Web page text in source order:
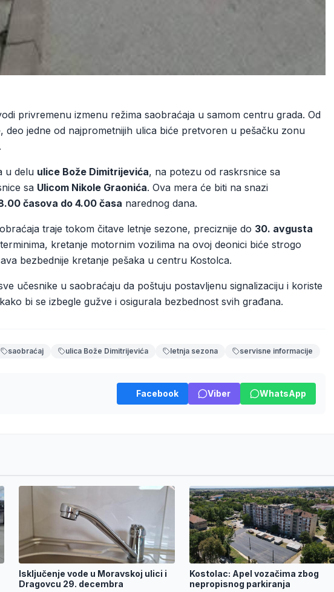
privremenu izmenu režima saobraćaja u samom centru grada. Od
, deo jedne od najprometnijih ulica biće pretvoren u pešačku zonu
u delu ulice Bože Dimitrijevića, na potezu od raskrsnice sa
sa Ulicom Nikole Graonića. Ova mera će biti na snazi
časova do 4.00 časa narednog dana.
traje tokom čitave letnje sezone, preciznije do 30. avgusta
kretanje motornim vozilima na ovoj deonici biće strogo
bezbednije kretanje pešaka u centru Kostolca.
učesnike u saobraćaju da poštuju postavljenu signalizaciju i koriste
bi se izbegle gužve i osigurala bezbednost svih građana.
saobraćaj ulica Bože Dimitrijevića letnja sezona servisne informacije
Facebook Viber WhatsApp
Isključenje vode u Moravskoj ulici i
Dragovcu 29. decembra
Kostolac: Apel vozačima zbog
nepropisnog parkiranja